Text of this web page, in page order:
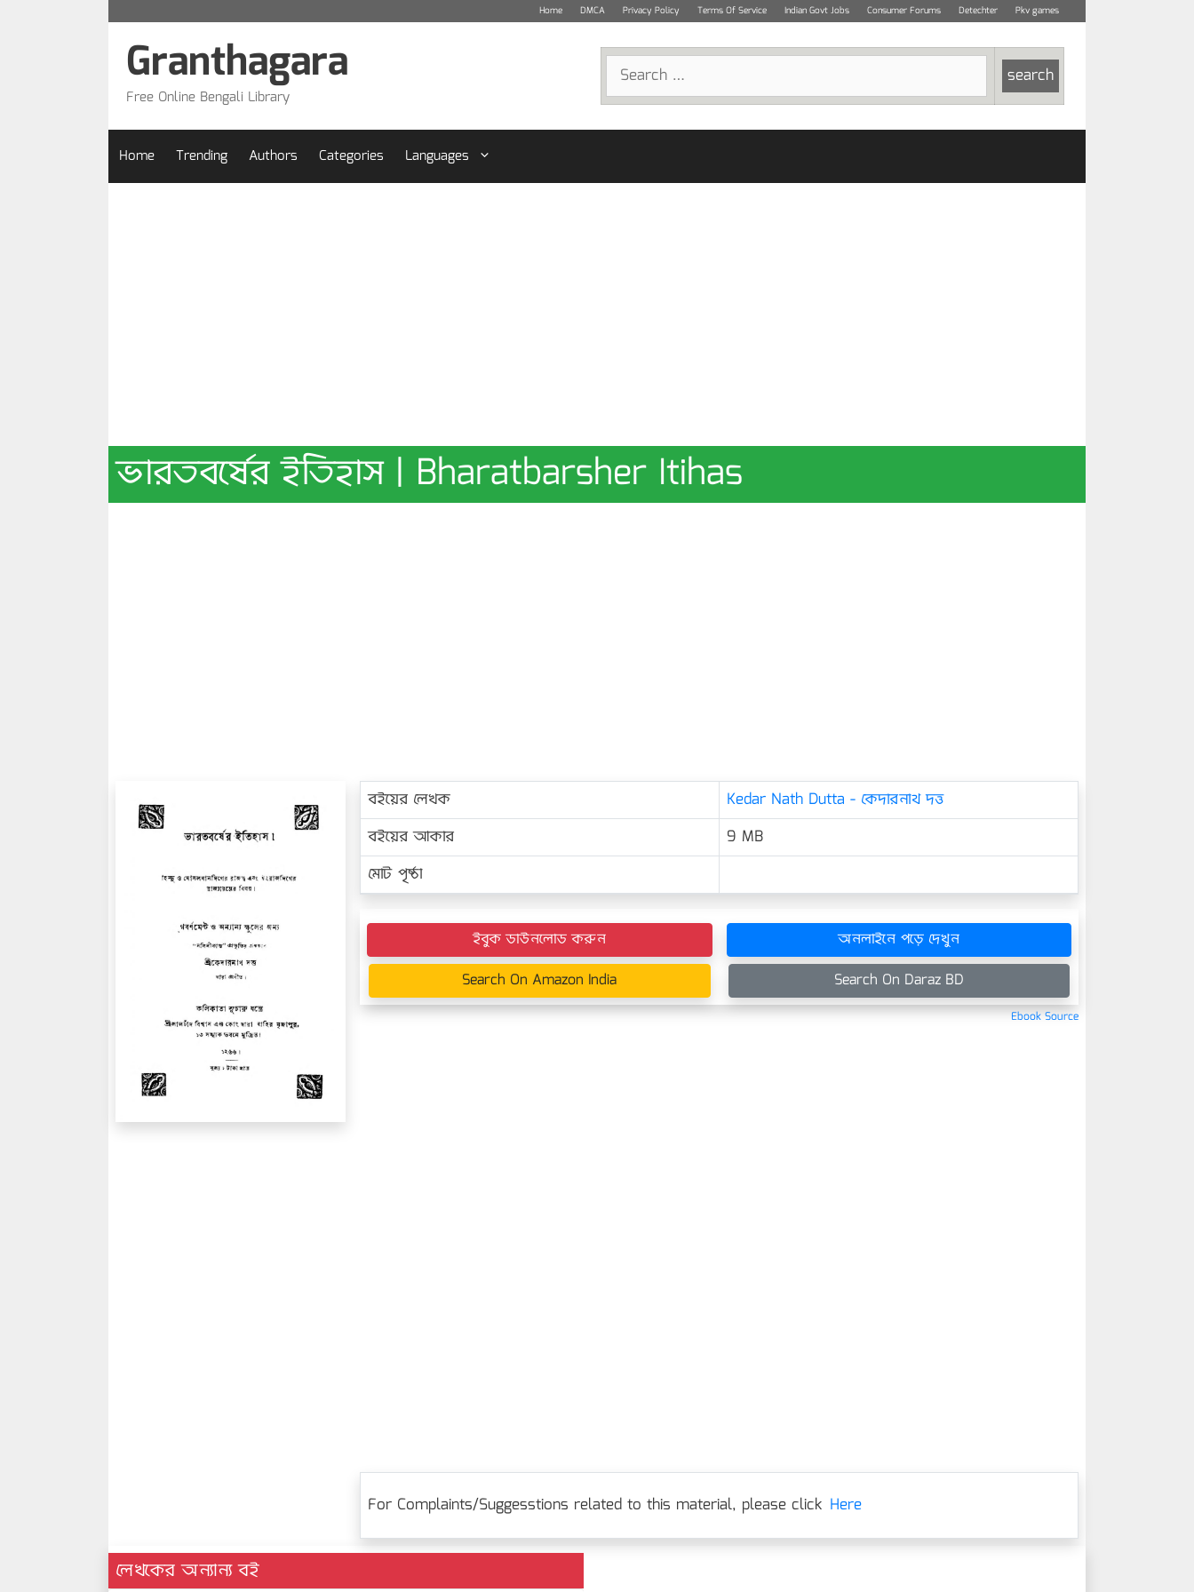
Home DMCA Privacy Policy Terms Of Service Indian Govt Jobs Consumer Forums Detechter Pkv games
Search
for:
Granthagara
Free Online Bengali Library
Home Trending Authors Categories Languages
ভারতবর্ষের ইতিহাস | Bharatbarsher Itihas
বইয়ের লেখক
Kedar Nath Dutta - কেদারনাথ দত্ত
বইয়ের আকার
9 MB
মোট পৃষ্ঠা
ইবুক ডাউনলোড করুন
অনলাইনে পড়ে দেখুন
Search On Amazon India
Search On Daraz BD
Ebook Source
For Complaints/Suggesstions related to this material, please click Here
লেখকের অন্যান্য বই